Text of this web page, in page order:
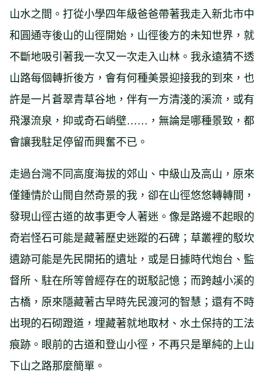
山水之間。打從小學四年級爸爸帶著我走入新北市中
和圓通寺後山的山徑開始，山徑後方的未知世界，就
不斷地吸引著我一次又一次走入山林。我永遠猜不透
山路每個轉折後方，會有何種美景迎接我的到來，也
許是一片蒼翠青草谷地，伴有一方清淺的溪流，或有
飛瀑流泉，抑或奇石峭壁……，無論是哪種景致，都
會讓我駐足停留而興奮不已。
走過台灣不同高度海拔的郊山、中級山及高山，原來
僅鍾情於山間自然奇景的我，卻在山徑悠悠轉轉間，
發現山徑古道的故事更令人著迷。像是路邊不起眼的
奇岩怪石可能是藏著歷史迷蹤的石碑；草叢裡的駁坎
遺跡可能是先民開拓的遺址，或是日據時代炮台、監
督所、駐在所等曾經存在的斑駁記憶；而跨越小溪的
古橋，原來隱藏著古早時先民渡河的智慧；還有不時
出現的石砌蹬道，埋藏著就地取材、水土保持的工法
痕跡。眼前的古道和登山小徑，不再只是單純的上山
下山之路那麼簡單。